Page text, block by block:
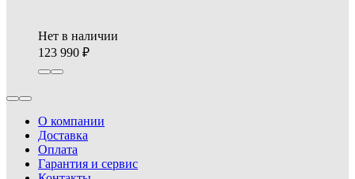
Нет в наличии
123 990
О компании
Доставка
Оплата
Гарантия и сервис